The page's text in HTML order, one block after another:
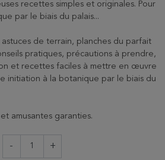
recettes simples et originales. Pour
par le biais du palais...
de terrain, planches du parfait
pratiques, précautions à prendre,
et recettes faciles à mettre en œuvre
initiation à la botanique par le biais du
amusantes garanties.
- +